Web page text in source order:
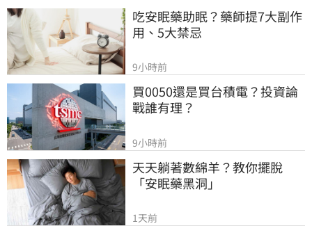
吃安眠藥助眠？藥師提7大副作
用、5大禁忌
9小時前
買0050還是買台積電？投資論
戰誰有理？
9小時前
天天躺著數綿羊？教你擺脫
「安眠藥黑洞」
1天前